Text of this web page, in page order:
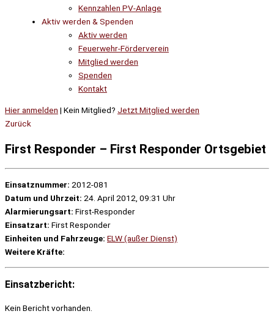
Kennzahlen PV-Anlage
Aktiv werden & Spenden
Aktiv werden
Feuerwehr-Förderverein
Mitglied werden
Spenden
Kontakt
Hier anmelden | Kein Mitglied? Jetzt Mitglied werden
Zurück
First Responder – First Responder Ortsgebiet
Einsatznummer: 2012-081
Datum und Uhrzeit: 24. April 2012, 09:31 Uhr
Alarmierungsart: First-Responder
Einsatzart: First Responder
Einheiten und Fahrzeuge: ELW (außer Dienst)
Weitere Kräfte:
Einsatzbericht:
Kein Bericht vorhanden.